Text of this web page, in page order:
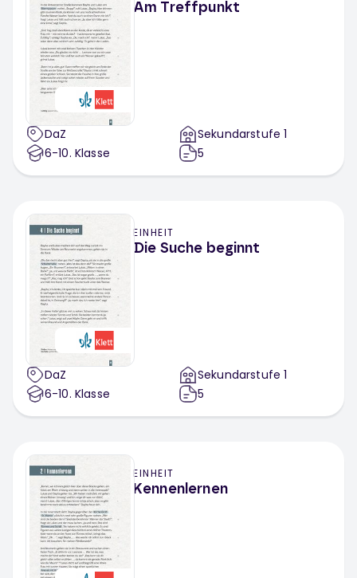
Am Treffpunkt
DaZ
6-10. Klasse
Sekundarstufe 1
5
EINHEIT
Die Suche beginnt
DaZ
6-10. Klasse
Sekundarstufe 1
5
EINHEIT
Kennenlernen